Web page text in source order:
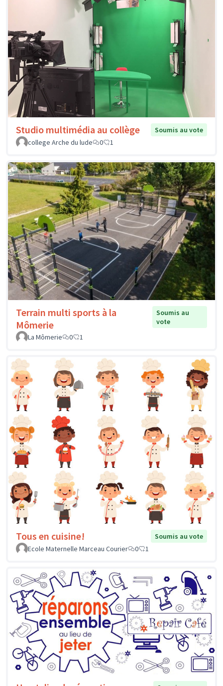
Studio multimédia au collège
Soumis au vote
college Arche du lude
0 1
Terrain multi sports à la
Mômerie
Soumis au
vote
La Mômerie
0 1
Tous en cuisine!
Soumis au vote
Ecole Maternelle Marceau Courier
0 1